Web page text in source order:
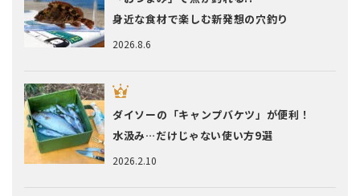
2026.8.6
身近な食材で楽しむ新発想の穴釣り
2026.2.10
ダイソーの「キャンプバケツ」が便利！
水汲み…だけじゃない使い方9選